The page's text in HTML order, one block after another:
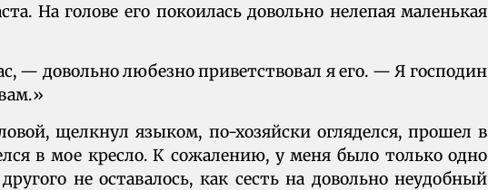
На голове его покоилась довольно нелепая маленькая
— довольно любезно приветствовал я его. — Я господин
щелкнул языком, по-хозяйски огляделся, прошел в
в мое кресло. К сожалению, у меня было только одно
не оставалось, как сесть на довольно неудобный